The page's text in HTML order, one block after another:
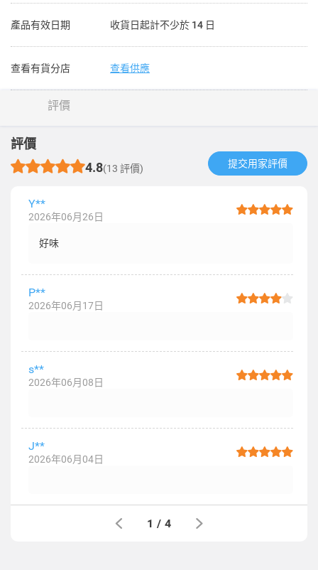
產品有效日期 收貨日起計不少於 14 日
查看有貨分店 查看供應
評價
評價
4.8(13 評價) 提交用家評價​
Y**
2026年06月26日
好味
P**
2026年06月17日
s**
2026年06月08日
J**
2026年06月04日
1 / 4